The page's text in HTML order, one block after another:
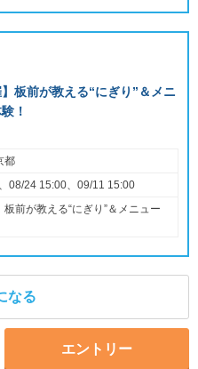
】板前が教える“にぎり”＆メニ
！
都
08/24 15:00、09/11 15:00
板前が教える“にぎり”＆メニュー
なる
エントリー